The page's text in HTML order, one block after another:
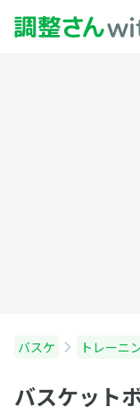
バスケ トレーニ
バスケット